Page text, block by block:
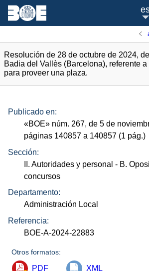
Resolución de 28 de octubre de 2024,
Badia del Vallès (Barcelona), referente
para proveer una plaza.
Publicado en:
«BOE» núm. 267, de 5 de
páginas 140857 a 140857 (1 pág.)
Sección:
II. Autoridades y personal - B.
concursos
Departamento:
Administración Local
Referencia:
BOE-A-2024-22883
Otros formatos:
PDF XML